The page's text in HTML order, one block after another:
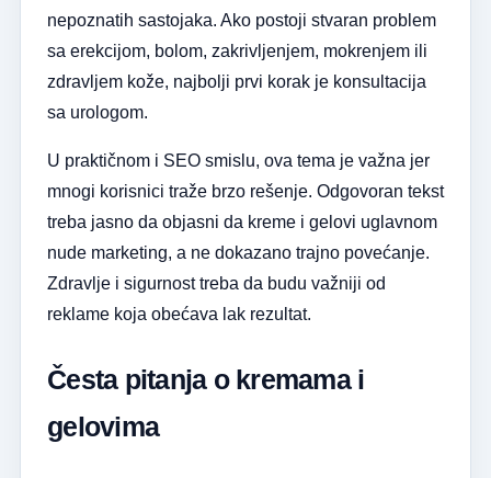
nepoznatih sastojaka. Ako postoji stvaran problem
sa erekcijom, bolom, zakrivljenjem, mokrenjem ili
zdravljem kože, najbolji prvi korak je konsultacija
sa urologom.
U praktičnom i SEO smislu, ova tema je važna jer
mnogi korisnici traže brzo rešenje. Odgovoran tekst
treba jasno da objasni da kreme i gelovi uglavnom
nude marketing, a ne dokazano trajno povećanje.
Zdravlje i sigurnost treba da budu važniji od
reklame koja obećava lak rezultat.
Česta pitanja o kremama i
gelovima